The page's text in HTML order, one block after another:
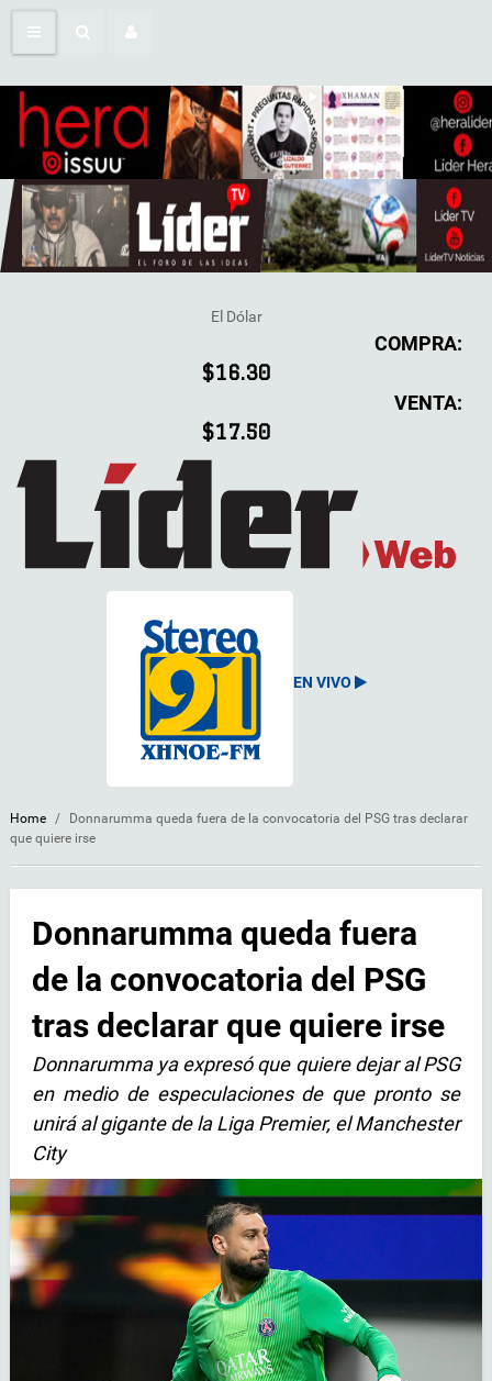
El Dólar
COMPRA:
$16.30
VENTA:
$17.50
EN VIVO
Home /
Donnarumma queda fuera de la convocatoria del PSG tras declarar
que quiere irse
Donnarumma queda fuera
de la convocatoria del PSG
tras declarar que quiere irse
Donnarumma ya expresó que quiere dejar al PSG
en medio de especulaciones de que pronto se
unirá al gigante de la Liga Premier, el Manchester
City